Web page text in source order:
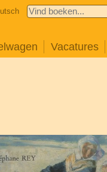
Vacatures